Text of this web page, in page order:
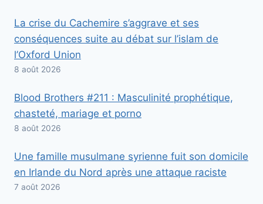
La crise du Cachemire s’aggrave et ses
conséquences suite au débat sur l’islam de
l’Oxford Union
8 août 2026
Blood Brothers #211 : Masculinité prophétique,
chasteté, mariage et porno
8 août 2026
Une famille musulmane syrienne fuit son domicile
en Irlande du Nord après une attaque raciste
7 août 2026